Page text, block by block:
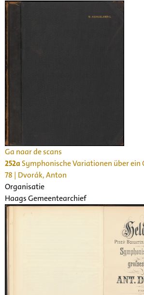
Ga naar de scans
252a Symphonische Variationen über ein
78 | Dvorák, Anton
Organisatie
Haags Gemeentearchief